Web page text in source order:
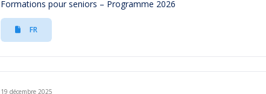
Formations pour seniors – Programme 2026
FR
19 décembre 2025